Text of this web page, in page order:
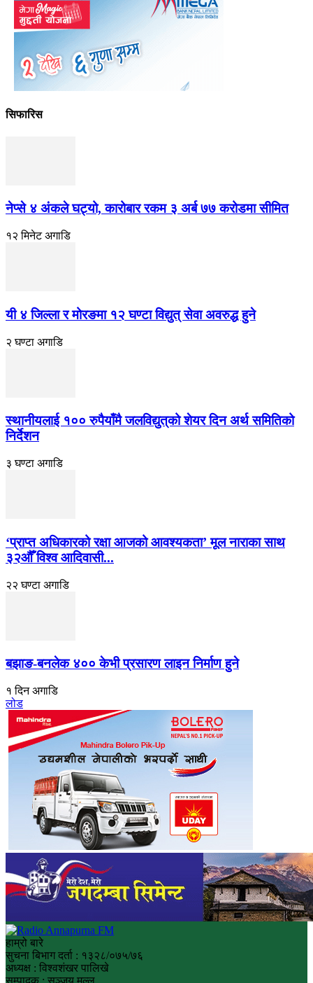
सिफारिस
नेप्से ४ अंकले घट्यो, कारोबार रकम ३ अर्ब ७७ करोडमा सीमित
१२ मिनेट अगाडि
यी ४ जिल्ला र मोरङमा १२ घण्टा विद्युत् सेवा अवरुद्ध हुने
२ घण्टा अगाडि
स्थानीयलाई १०० रुपैयाँमै जलविद्युत्‌को शेयर दिन अर्थ समितिको
निर्देशन
३ घण्टा अगाडि
‘प्राप्त अधिकारको रक्षा आजको आवश्यकता’ मूल नाराका साथ
३२औँ विश्व आदिवासी...
२२ घण्टा अगाडि
बझाङ-बनलेक ४०० केभी प्रसारण लाइन निर्माण हुने
१ दिन अगाडि
लोड
हाम्रो बारे
सुचना बिभाग दर्ता : १३२८/०७५/७६
अध्यक्ष : विश्वशंखर पालिखे
सम्पादक : सञ्जय मल्ल